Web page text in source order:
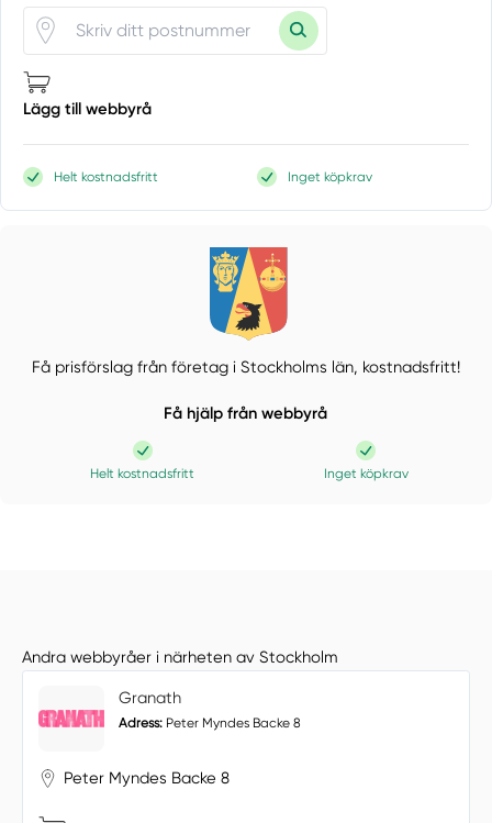
Lägg till webbyrå
Helt kostnadsfritt Inget köpkrav
Få prisförslag från företag i Stockholms län, kostnadsfritt!
Få hjälp från webbyrå
Helt kostnadsfritt Inget köpkrav
Andra webbyråer i närheten av Stockholm
Granath
Adress: Peter Myndes Backe 8
Peter Myndes Backe 8